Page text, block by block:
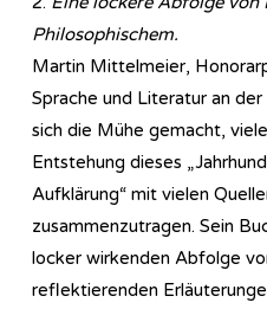
Philosophischem.
Martin Mittelmeier,
Sprache und Literatur an
sich die Mühe gemacht,
Entstehung dieses
Aufklärung“ mit vielen
zusammenzutragen. Sein
locker wirkenden Abfolge
reflektierenden